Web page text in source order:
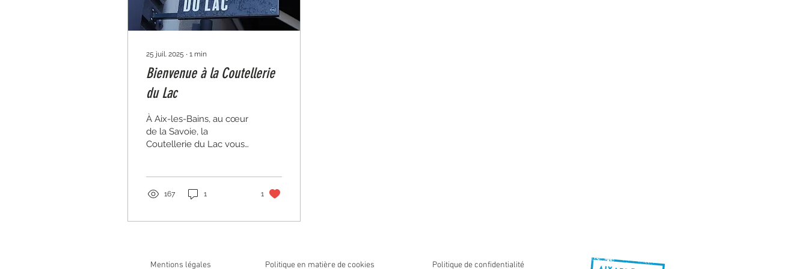
25 juil. 2025 ∙ 1 min
Bienvenue à la Coutellerie
du Lac
À Aix-les-Bains, au cœur
de la Savoie, la
Coutellerie du Lac vous
couteaux...
167 1 1
Mentions légales Politique en matière de cookies Politique de confidentialité